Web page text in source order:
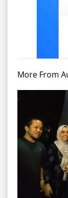
More From